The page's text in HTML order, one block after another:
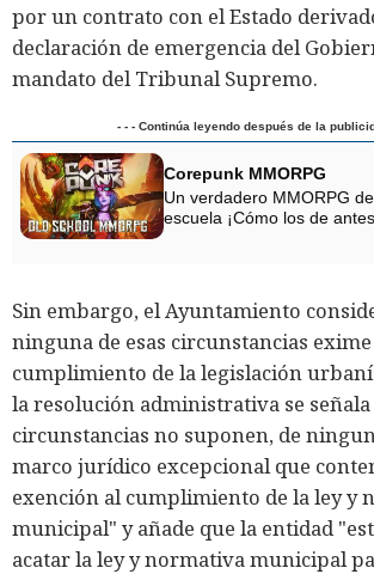
por un contrato con el Estado
declaración de emergencia del
mandato del Tribunal Supremo.
- - - Continúa leyendo después de la
Corepunk MMORPG
Un verdadero MMORPG
escuela ¡Cómo los de
Sin embargo, el Ayuntamiento
ninguna de esas circunstancias
cumplimiento de la legislación
la resolución administrativa se señala
circunstancias no suponen, de
marco jurídico excepcional que
exención al cumplimiento de la ley y
municipal" y añade que la entidad
acatar la ley y normativa municipal